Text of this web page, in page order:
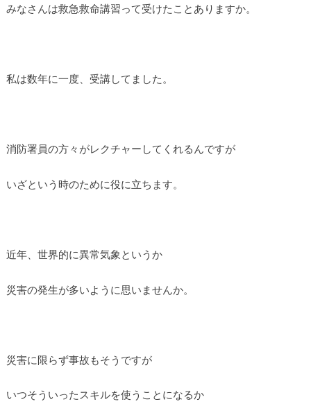
みなさんは救急救命講習って受けたことありますか。
私は数年に一度、受講してました。
消防署員の方々がレクチャーしてくれるんですが
いざという時のために役に立ちます。
近年、世界的に異常気象というか
災害の発生が多いように思いませんか。
災害に限らず事故もそうですが
いつそういったスキルを使うことになるか